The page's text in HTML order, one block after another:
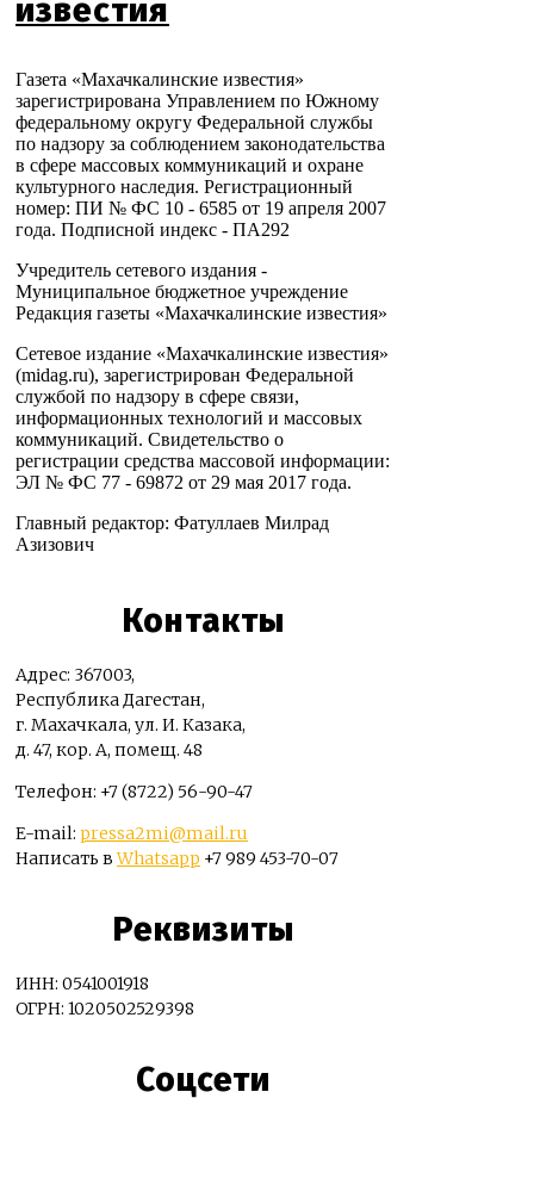
известия
Газета «Махачкалинские известия»
зарегистрирована Управлением по Южному
федеральному округу Федеральной службы
по надзору за соблюдением законодательства
в сфере массовых коммуникаций и охране
культурного наследия. Регистрационный
номер: ПИ № ФС 10 - 6585 от 19 апреля 2007
года. Подписной индекс - ПА292
Учредитель сетевого издания -
Муниципальное бюджетное учреждение
Редакция газеты «Махачкалинские известия»
Сетевое издание «Махачкалинские известия»
(midag.ru), зарегистрирован Федеральной
службой по надзору в сфере связи,
информационных технологий и массовых
коммуникаций. Свидетельство о
регистрации средства массовой информации:
ЭЛ № ФС 77 - 69872 от 29 мая 2017 года.
Главный редактор: Фатуллаев Милрад
Азизович
Контакты
Адрес: 367003,
Республика Дагестан,
г. Махачкала, ул. И. Казака,
д. 47, кор. А, помещ. 48
Телефон: +7 (8722) 56-90-47
E-mail: pressa2mi@mail.ru
Написать вWhatsapp +7 989 453-70-07
Реквизиты
ИНН: 0541001918
ОГРН: 1020502529398
Соцсети